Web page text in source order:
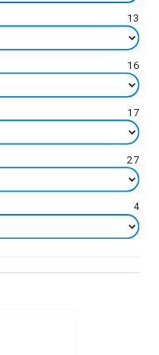
13
16
17
27
4